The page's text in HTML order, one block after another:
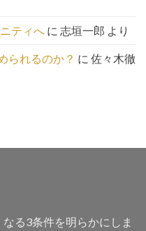
ティへ に 志垣一郎 より
られるのか？ に 佐々木徹
る3条件を明らかにしま